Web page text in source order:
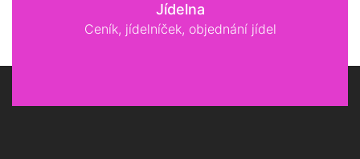
Jídelna
Ceník, jídelníček, objednání jídel